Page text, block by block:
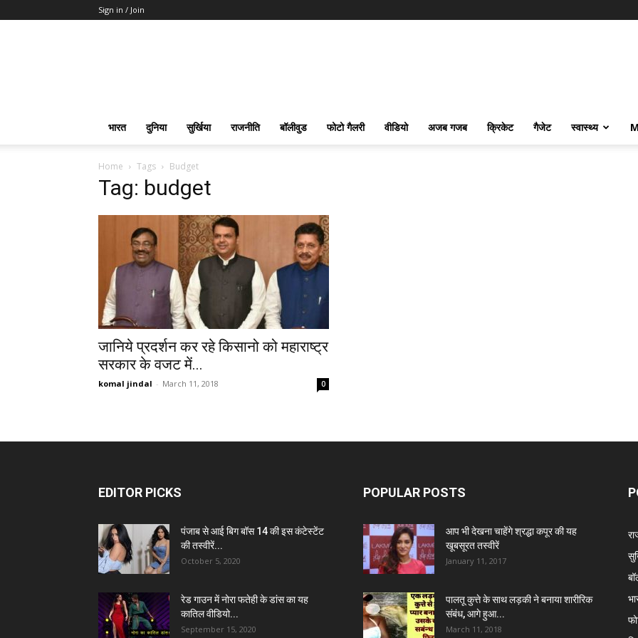
Sign in / Join
भारत दुनिया सुर्खिया राजनीति बॉलीवुड फोटो गैलरी वीडियो अजब गजब क्रिकेट गैजेट स्वास्थ्य
Home Tags Budget
Tag: budget
जानिये प्रदर्शन कर रहे किसानो को महाराष्ट्र
सरकार के वजट में...
komal jindal - March 11, 2018 0
EDITOR PICKS
पंजाब से आई बिग बॉस 14 की इस कंटेस्टेंट
की तस्वीरें...
October 5, 2020
रेड गाउन में नोरा फतेही के डांस का यह
कातिल वीडियो...
September 15, 2020
POPULAR POSTS
आप भी देखना चाहेंगे श्रद्धा कपूर की यह
खूबसूरत तस्वीरें
January 11, 2017
पालतू कुत्ते के साथ लड़की ने बनाया शारीरिक
संबंध, आगे हुआ...
March 11, 2018